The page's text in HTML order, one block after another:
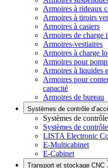
Armoires à rideaux
Armoires à tiroirs
Armoires à casiers
Armoires de charge
Armoires-vestiaires
Armoires à charge
Armoires pour
Armoires à liquides
Armoires pour
capacité
Armoires de bureau
Systèmes de contrôle
Systèmes de
Systèmes de
LISTA Electronic
E-Multicabinet
E-Cabinet
Transport et stockage CNC